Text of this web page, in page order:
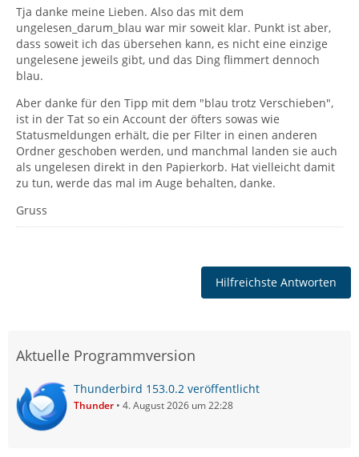
Tja danke meine Lieben. Also das mit dem
ungelesen_darum_blau war mir soweit klar. Punkt ist aber,
dass soweit ich das übersehen kann, es nicht eine einzige
ungelesene jeweils gibt, und das Ding flimmert dennoch
blau.
Aber danke für den Tipp mit dem "blau trotz Verschieben",
ist in der Tat so ein Account der öfters sowas wie
Statusmeldungen erhält, die per Filter in einen anderen
Ordner geschoben werden, und manchmal landen sie auch
als ungelesen direkt in den Papierkorb. Hat vielleicht damit
zu tun, werde das mal im Auge behalten, danke.
Gruss
Hilfreichste Antworten
Aktuelle Programmversion
Thunderbird 153.0.2 veröffentlicht
Thunder 4. August 2026 um 22:28